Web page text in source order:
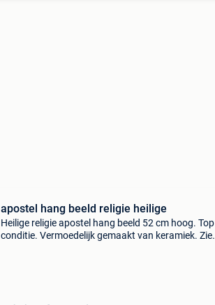
apostel hang beeld religie heilige
Heilige religie apostel hang beeld 52 cm hoog. Top
conditie. Vermoedelijk gemaakt van keramiek. Zie